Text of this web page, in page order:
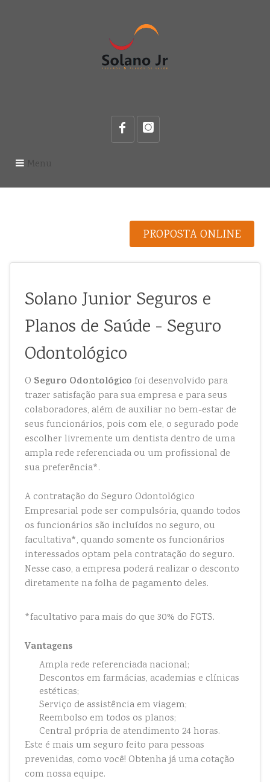
Menu
PROPOSTA ONLINE
Solano Junior Seguros e
Planos de Saúde - Seguro
Odontológico
O Seguro Odontológico foi desenvolvido para
trazer satisfação para sua empresa e para seus
colaboradores, além de auxiliar no bem-estar de
seus funcionários, pois com ele, o segurado pode
escolher livremente um dentista dentro de uma
ampla rede referenciada ou um profissional de
sua preferência*.
A contratação do Seguro Odontológico
Empresarial pode ser compulsória, quando todos
os funcionários são incluídos no seguro, ou
facultativa*, quando somente os funcionários
interessados optam pela contratação do seguro.
Nesse caso, a empresa poderá realizar o desconto
diretamente na folha de pagamento deles.
*facultativo para mais do que 30% do FGTS.
Vantagens
Ampla rede referenciada nacional;
Descontos em farmácias, academias e clínicas
estéticas;
Serviço de assistência em viagem;
Reembolso em todos os planos;
Central própria de atendimento 24 horas.
Este é mais um seguro feito para pessoas
prevenidas, como você! Obtenha já uma cotação
com nossa equipe.